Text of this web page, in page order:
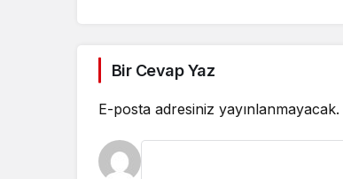
Bir Cevap Yaz
E-posta adresiniz yayınlanmayacak.